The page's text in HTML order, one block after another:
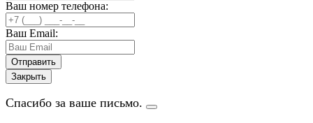
Ваш номер телефона:
Ваш Email:
Закрыть
Спасибо за ваше письмо.